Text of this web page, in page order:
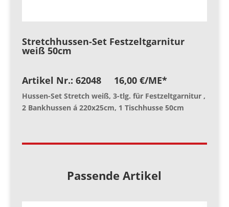
Stretchhussen-Set Festzeltgarnitur
weiß 50cm
Artikel Nr.: 62048 16,00 €/ME*
Hussen-Set Stretch weiß, 3-tlg. für Festzeltgarnitur ,
2 Bankhussen á 220x25cm, 1 Tischhusse 50cm
Passende Artikel